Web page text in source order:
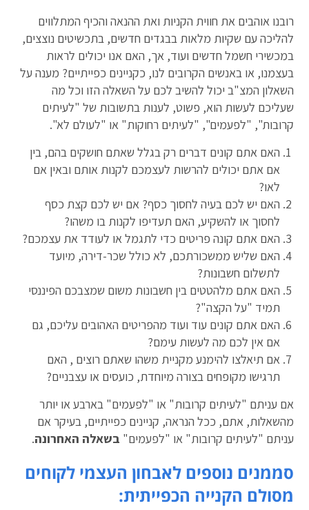
רובנו אוהבים את חווית הקניות ואת ההנאה והכיף המתלווים
להליכה עם שקיות מלאות בבגדים חדשים, בתכשיטים נוצצים,
במכשירי חשמל חדשים ועוד, אך, האם אנו יכולים לראות
בעצמנו, או באנשים הקרובים לנו, כקניינים כפייתיים? מענה על
השאלון המצ"ב יכול להשיב לכם על השאלה הזו וכל מה
שעליכם לעשות הוא, פשוט, לענות בתשובות של "לעיתים
קרובות", "לפעמים", "לעיתים רחוקות" או "לעולם לא".
האם אתם קונים דברים רק בגלל שאתם חושקים בהם, בין
אם אתם יכולים להרשות לעצמכם לקנות אותם ובאין אם
לאו?
האם יש לכם בעיה לחסוך כסף? אם יש לכם קצת כסף
לחסוך או להשקיע, האם תעדיפו לקנות בו משהו?
האם אתם קונה פריטים כדי לתגמל או לעודד את עצמכם?
האם שליש ממשכורתכם, לא כולל שכר-דירה, מיועד
לתשלום חשבונות?
האם אתם מלהטטים בין חשבונות משום שמצבכם הפיננסי
תמיד "על הקצה"?
האם אתם קונים עוד ועוד מהפריטים האהובים עליכם, גם
אם אין לכם מה לעשות עימם?
אם תיאלצו להימנע מקניית משהו שאתם רוצים , האם
תרגישו מקופחים בצורה מיוחדת, כועסים או עצבניים?
אם עניתם "לעיתים קרובות" או "לפעמים" בארבע או יותר
מהשאלות, אתם, ככל הנראה, קניינים כפייתיים, בעיקר אם
עניתם "לעיתים קרובות" או "לפעמים" בשאלה האחרונה.
סממנים נוספים לאבחון העצמי לקוחים
מסולם הקנייה הכפייתית: